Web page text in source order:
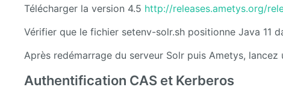
Télécharger la version 4.5 http://releases.ametys.org/
Vérifier que le fichier setenv-solr.sh positionne Java 11
Après redémarrage du serveur Solr puis Ametys,
Authentification CAS et Kerberos